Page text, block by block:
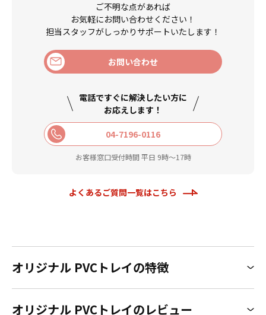
ご不明な点があれば
お気軽にお問い合わせください！
担当スタッフがしっかりサポートいたします！
お問い合わせ
電話ですぐに解決したい方に
お応えします！
04-7196-0116
お客様窓口受付時間 平日 9時〜17時
よくあるご質問一覧はこちら
オリジナル PVCトレイの特徴
オリジナル PVCトレイのレビュー